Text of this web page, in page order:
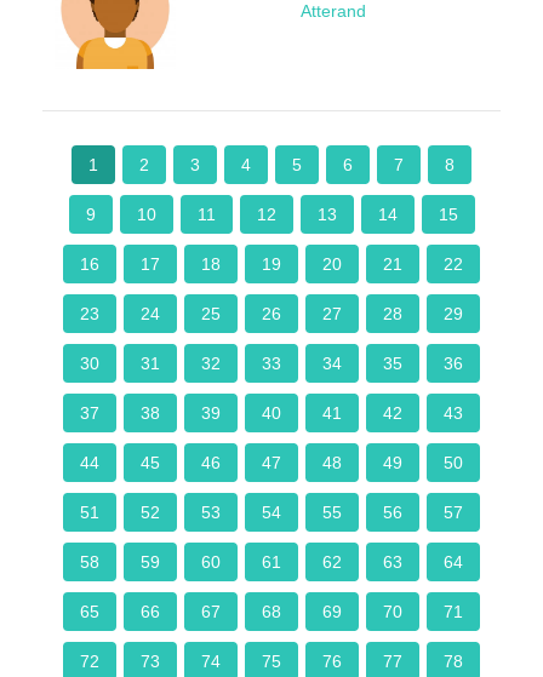
Atterand
1 2 3 4 5 6 7 8
9 10 11 12 13 14 15
16 17 18 19 20 21 22
23 24 25 26 27 28 29
30 31 32 33 34 35 36
37 38 39 40 41 42 43
44 45 46 47 48 49 50
51 52 53 54 55 56 57
58 59 60 61 62 63 64
65 66 67 68 69 70 71
72 73 74 75 76 77 78